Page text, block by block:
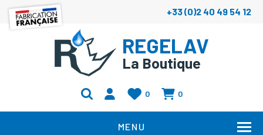
+33 (0)2 40 49 54 12
REGELAV
La Boutique
0 0
MENU